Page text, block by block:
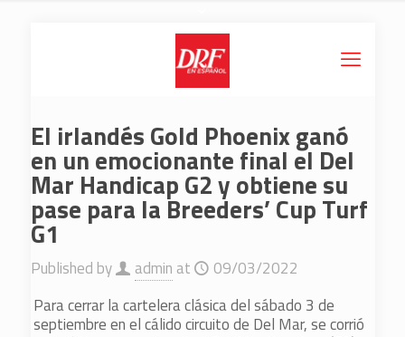
El irlandés Gold Phoenix ganó
en un emocionante final el Del
Mar Handicap G2 y obtiene su
pase para la Breeders’ Cup Turf
G1
Published by admin at
09/03/2022
Para cerrar la cartelera clásica del sábado 3 de
septiembre en el cálido circuito de Del Mar, se corrió